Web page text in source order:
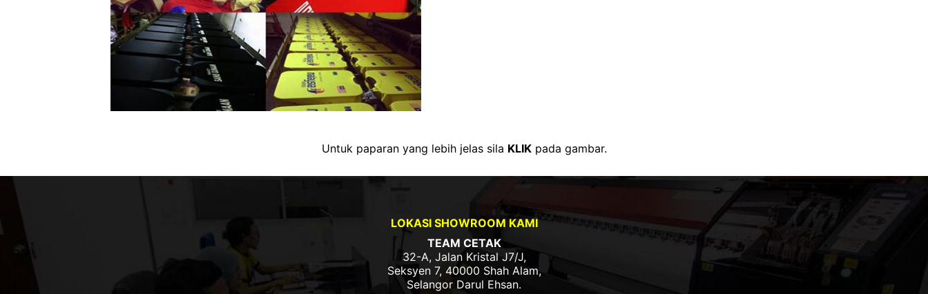
Untuk paparan yang lebih jelas sila KLIKpada gambar.
LOKASI SHOWROOM KAMI
TEAM CETAK
32-A, Jalan Kristal J7/J,
Seksyen 7, 40000 Shah Alam,
Selangor Darul Ehsan.